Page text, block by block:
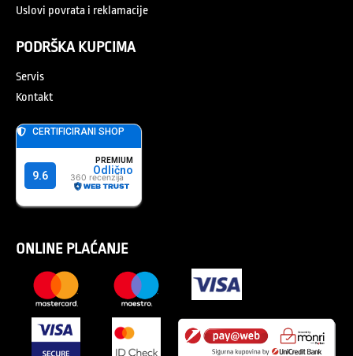
Uslovi povrata i reklamacije
PODRŠKA KUPCIMA
Servis
Kontakt
ONLINE PLAĆANJE